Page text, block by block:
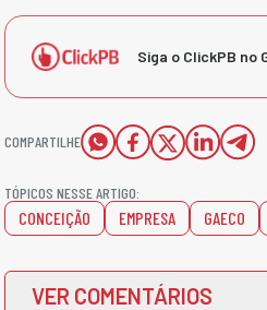
Siga o ClickPB no
COMPARTILHE
TÓPICOS NESSE ARTIGO:
CONCEIÇÃO EMPRESA GAECO
VER COMENTÁRIOS